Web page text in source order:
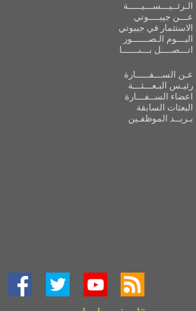
الـرئــيـــســـيـــــة
عـــن جيبــــوتي
الاستثمار في جيبوتي
البـــوم الـصــــــور
اتـــصــــل بـــنــــــا
عـن الســـفـــــارة
رئيـس البـعـــثـــة
اعضاء الســفـــارة
البعثات السابقة
بـريــد الموظفـين